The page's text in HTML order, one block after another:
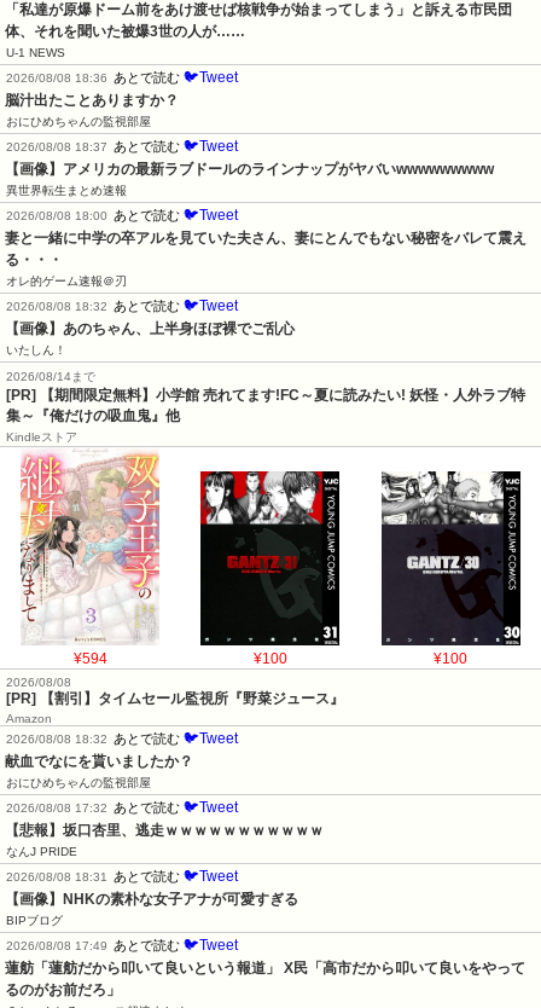
「私達が原爆ドーム前をあけ渡せば核戦争が始まってしまう」と訴える市民団
体、それを聞いた被爆3世の人が……
U-1 NEWS
2026/08/08 18:36 あとで読む 🐦Tweet
脳汁出たことありますか？
おにひめちゃんの監視部屋
2026/08/08 18:37 あとで読む 🐦Tweet
【画像】アメリカの最新ラブドールのラインナップがヤバいwwwwwwwww
異世界転生まとめ速報
2026/08/08 18:00 あとで読む 🐦Tweet
妻と一緒に中学の卒アルを見ていた夫さん、妻にとんでもない秘密をバレて震え
る・・・
オレ的ゲーム速報＠刃
2026/08/08 18:32 あとで読む 🐦Tweet
【画像】あのちゃん、上半身ほぼ裸でご乱心
いたしん！
2026/08/14まで
[PR] 【期間限定無料】小学館 売れてます!FC～夏に読みたい! 妖怪・人外ラブ特
集～『俺だけの吸血鬼』他
Kindleストア
¥594 ¥100 ¥100
2026/08/08
[PR] 【割引】タイムセール監視所『野菜ジュース』
Amazon
2026/08/08 18:32
あとで読む 🐦Tweet
献血でなにを貰いましたか？
おにひめちゃんの監視部屋
2026/08/08 17:32
あとで読む 🐦Tweet
【悲報】坂口杏里、逃走ｗｗｗｗｗｗｗｗｗｗｗ
なんJ PRIDE
2026/08/08 18:31
あとで読む 🐦Tweet
【画像】NHKの素朴な女子アナが可愛すぎる
BIPブログ
2026/08/08 17:49
あとで読む 🐦Tweet
蓮舫「蓮舫だから叩いて良いという報道」 X民「高市だから叩いて良いをやって
るのがお前だろ」